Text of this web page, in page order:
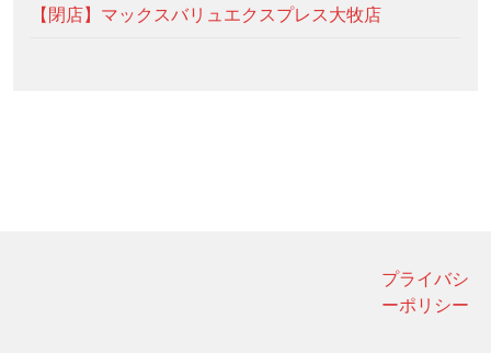
【閉店】マックスバリュエクスプレス大牧店
プライバシ
ーポリシー